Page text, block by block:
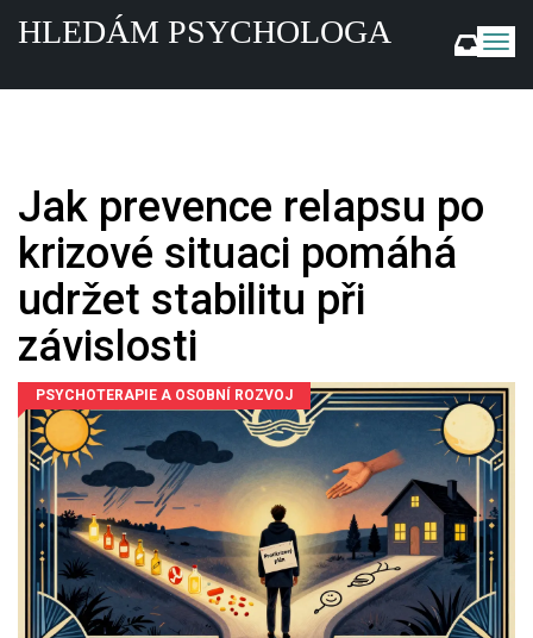
Z
b
i
HLEDÁM PSYCHOLOGA
Jak prevence relapsu po
krizové situaci pomáhá
udržet stabilitu při
závislosti
PSYCHOTERAPIE A OSOBNÍ ROZVOJ